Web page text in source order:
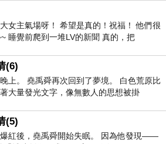
女主氣場呀！ 希望是真的！祝福！ 他們很
睡覺前爬到一堆LV的新聞 真的，把
(6)
上。 堯禹舜再次回到了夢境。 白色荒原比
大量發光文字，像無數人的思想被掛
(5)
紅後，堯禹舜開始失眠。 因為他發現——